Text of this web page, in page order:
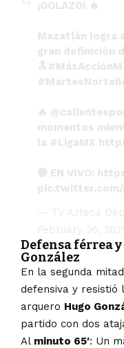
¡GOLAZO! 🔥
Mazatlán logra
gran definición
🔝
🔥
momentos
la #LigaMX
🔴 EN VIVO:
pic.twitter.com/
— TV Azteca
February 26,
Defensa férrea
González
En la segunda
defensiva y resistió
arquero Hugo
partido con dos
Al minuto 65′: Un